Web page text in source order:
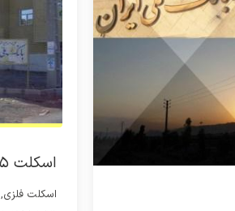
اسکلت ۴۵ واحدی شرکت تعاونی بانک ملی
اسکلت فلزی,